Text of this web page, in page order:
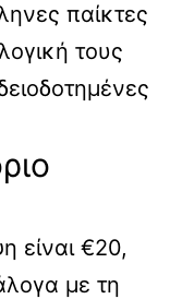
παίκτες
τους
είναι €20,
με τη